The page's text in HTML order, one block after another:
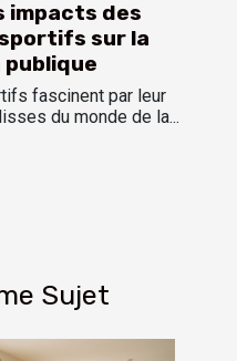
impacts des
sur la
fascinent par leur
du monde de la...
Sujet